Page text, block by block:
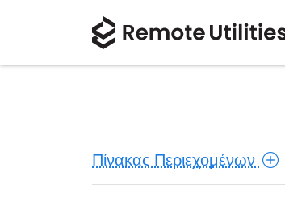
Πίνακας Περιεχομένων